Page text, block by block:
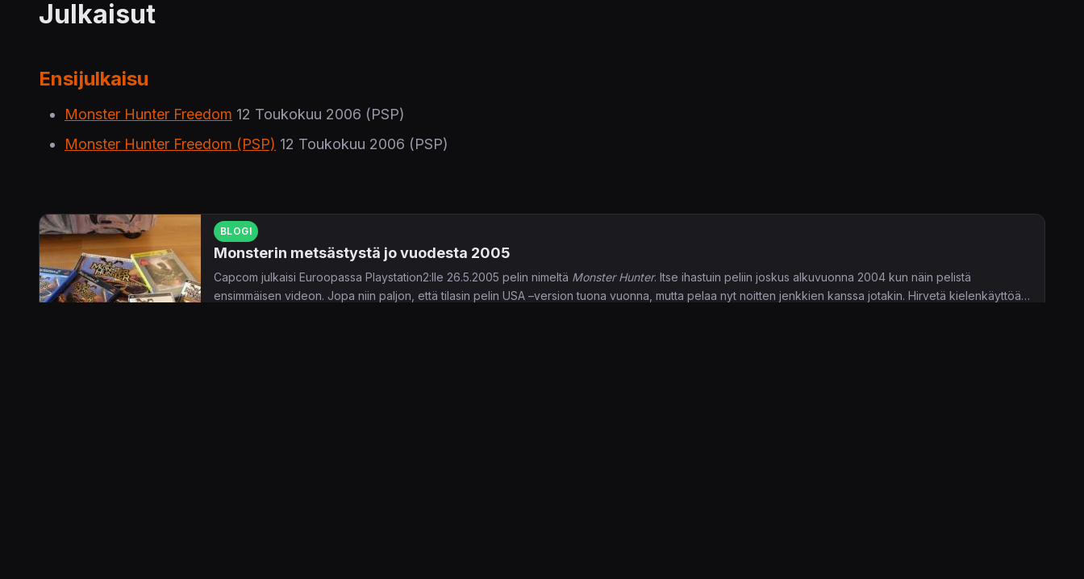
Julkaisut
Ensijulkaisu
Monster Hunter Freedom 12 Toukokuu 2006 (PSP)
Monster Hunter Freedom (PSP) 12 Toukokuu 2006 (PSP)
BLOGI
Monsterin metsästystä jo vuodesta 2005
Capcom julkaisi Euroopassa Playstation2:lle 26.5.2005 pelin nimeltä Monster Hunter. Itse ihastuin peliin joskus alkuvuonna 2004 kun näin pelistä
ensimmäisen videon. Jopa niin paljon, että tilasin pelin USA –version tuona vuonna, mutta pelaa nyt noitten jenkkien kanssa jotakin. Hirvetä kielenkäyttöä